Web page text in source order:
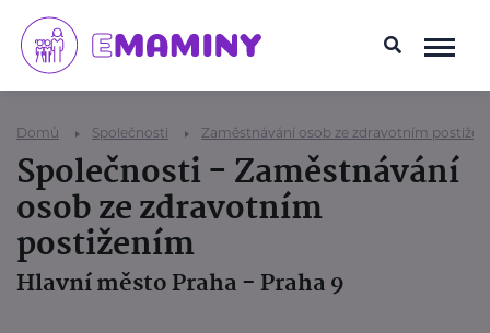
Domů Společnosti Zaměstnávání osob ze zdravotním
Společnosti - Zaměstnávání
osob ze zdravotním
postižením
Hlavní město Praha - Praha 9